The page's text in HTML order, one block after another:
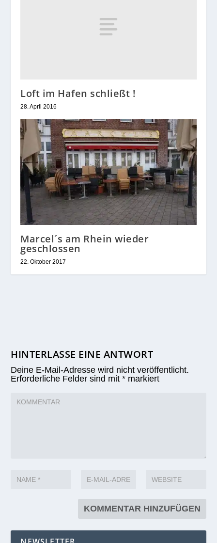
Loft im Hafen schließt !
28. April 2016
Marcel´s am Rhein wieder
geschlossen
22. Oktober 2017
HINTERLASSE EINE ANTWORT
Deine E-Mail-Adresse wird nicht veröffentlicht.
Erforderliche Felder sind mit* markiert